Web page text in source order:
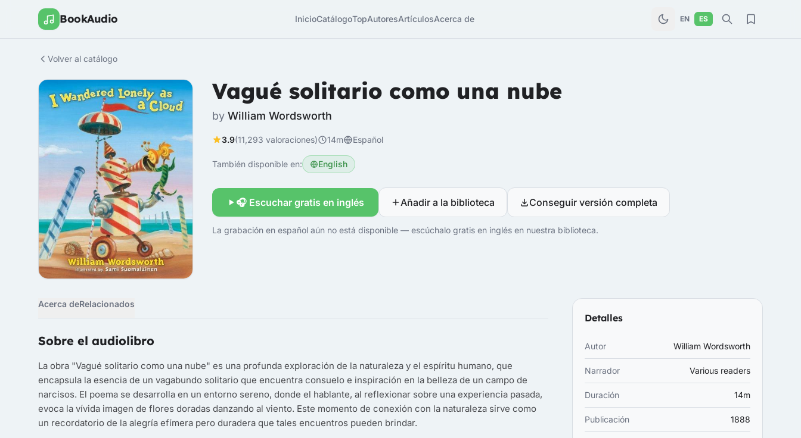
BookAudio InicioCatálogoTopAutoresArtículosAcerca de EN ES
Volver al catálogo
Vagué solitario como una nube
by William Wordsworth
3.9(11,293 valoraciones) 14m Español
También disponible en: English
🎧 Escuchar gratis en inglés Añadir a la biblioteca Conseguir versión completa
La grabación en español aún no está disponible — escúchalo gratis en inglés en nuestra biblioteca.
Acerca deRelacionados
Sobre el audiolibro
La obra "Vagué solitario como una nube" es una profunda exploración de la naturaleza y el espíritu humano, que
encapsula la esencia de un vagabundo solitario que encuentra consuelo e inspiración en la belleza de un campo de
narcisos. El poema se desarrolla en un entorno sereno, donde el hablante, al reflexionar sobre una experiencia pasada,
evoca la vívida imagen de flores doradas danzando al viento. Este momento de conexión con la naturaleza sirve como
un recordatorio de la alegría efímera pero duradera que tales encuentros pueden brindar.
Detalles
Autor William Wordsworth
Narrador Various readers
Duración 14m
Publicación 1888